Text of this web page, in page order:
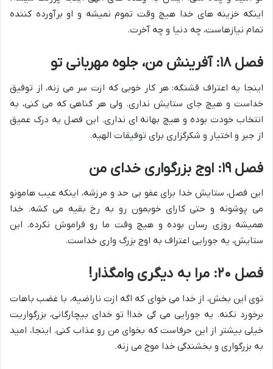
اینکه خزینه های خدا هیچ وقت تموم نمیشه و او برآورده کننده
تمام نیازهاست، چه دنیا و چه آخرت.
فصل ۱۸: آفرینش من، جلوه مهربانی تو
اینجا یه اعتراف قشنگه: هر کار خوبی که ازت سر می زنه، از توفیق
خداست و هیچ جای ستايش نداری. ولی هر گناهی که می کنی، به
انتخاب خودت بوده و هیچ بهانه ای نداری. این فصل یه درک عمیق
از جبر و اختیار و شکرگزاری برای توفیقات الهیه.
فصل ۱۹: اوج بزرگوارى خداى من
این فصل، ستایش خدا برای عفو بی حد و مرزشه، اینکه عیب هامونو
می پوشونه و حتی کارای خوبمون رو به رخ بقیه می کشه. خدا
همیشه روزی رسان بوده و هیچ وقت ما رو فراموش نکرده. این
ستایش، یه جورایی اعتراف به اوج بزرگ واری خداست.
فصل ۲۰: مرا به دیگری وامگذار!
توی این بخش، از خدا می خوای که اگه ازت ناراضیه، با غضب باهات
برخورد نکنه. یه جورایی می گی خدا! تو خدای بیچارگانی، بزرگواریت
خیلی بیشتر از این حرفاست که بخوای من رو عذاب کنی. اینجا، امید
به بزرگواری و بخشندگی خدا موج می زنه.